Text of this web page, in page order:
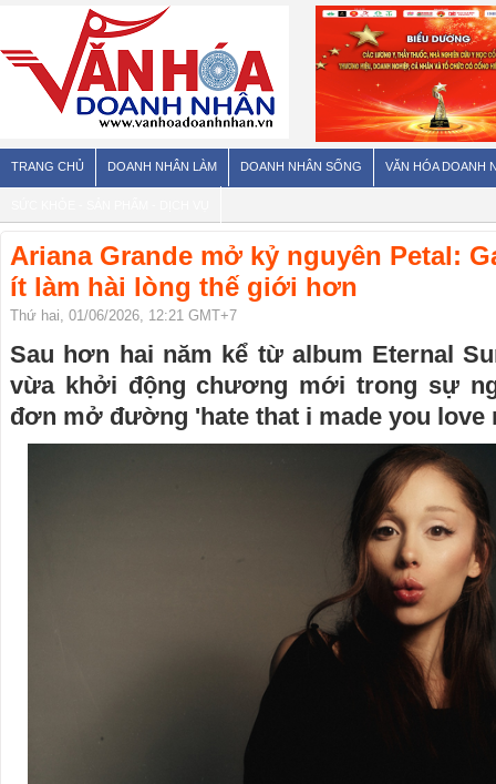
TRANG CHỦ DOANH NHÂN LÀM DOANH NHÂN SỐNG VĂN HÓA DOANH
Ariana Grande mở kỷ nguyên Petal:
ít làm hài lòng thế giới hơn
Thứ hai, 01/06/2026, 12:21 GMT+7
Sau hơn hai năm kể từ album Eternal
vừa khởi động chương mới trong sự
đơn mở đường 'hate that i made you love